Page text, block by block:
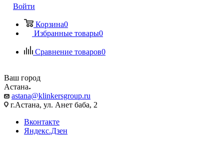
Войти
Корзина0
Избранные товары0
Сравнение товаров0
Ваш город
Астана
astana@klinkersgroup.ru
г.Астана, ул. Анет баба, 2
Вконтакте
Яндекс.Дзен